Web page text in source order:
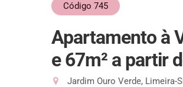
Código 745
Apartamento à
e 67m² a partir
Jardim Ouro Verde, Limeira-